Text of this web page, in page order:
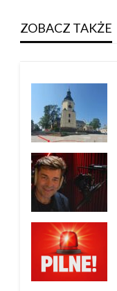
ZOBACZ TAKŻE